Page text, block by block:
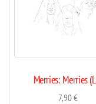
Merries: Merries
7,90€